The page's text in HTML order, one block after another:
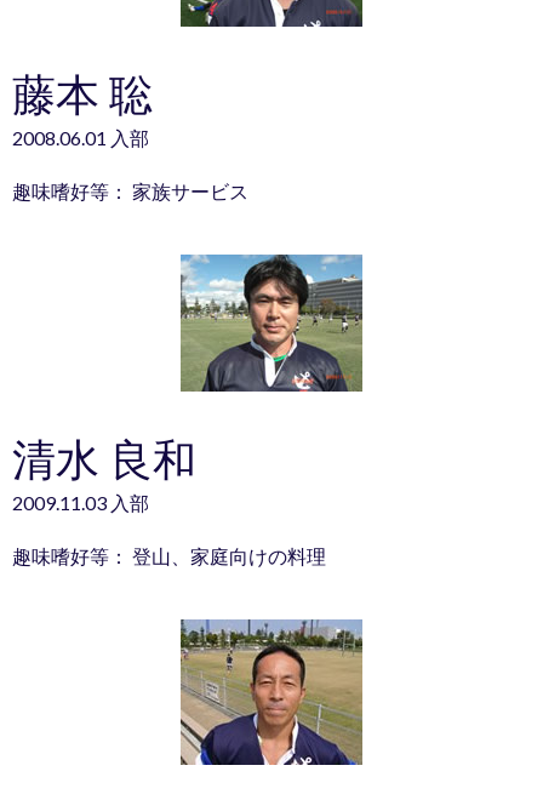
藤本 聡
2008.06.01 入部
趣味嗜好等： 家族サービス
清水 良和
2009.11.03 入部
趣味嗜好等： 登山、家庭向けの料理